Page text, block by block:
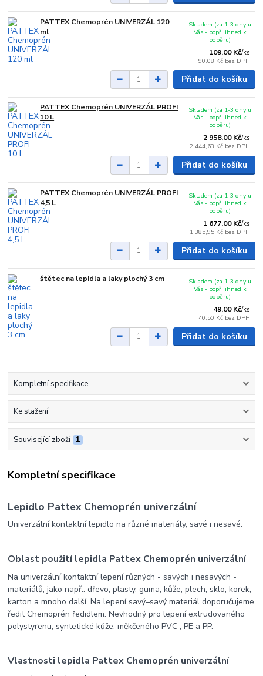
PATTEX Chemoprén UNIVERZÁL 120
ml
109,00 Kč/ks
90,08 Kč bez DPH
Skladem (za 1-3 dny u
Vás - popř. ihned k
odběru)
Přidat do košíku
PATTEX Chemoprén UNIVERZÁL PROFI
10 L
2 958,00 Kč/ks
2 444,63 Kč bez DPH
Skladem (za 1-3 dny u
Vás - popř. ihned k
odběru)
Přidat do košíku
PATTEX Chemoprén UNIVERZÁL PROFI
4,5 L
1 677,00 Kč/ks
1 385,95 Kč bez DPH
Skladem (za 1-3 dny u
Vás - popř. ihned k
odběru)
Přidat do košíku
štětec na lepidla a laky plochý 3 cm
49,00 Kč/ks
40,50 Kč bez DPH
Skladem (za 1-3 dny u
Vás - popř. ihned k
odběru)
Přidat do košíku
Kompletní specifikace
Ke stažení
Související zboží 1
Kompletní specifikace
Lepidlo Pattex Chemoprén univerzální
Univerzální kontaktní lepidlo na různé materiály, savé i nesavé.
Oblast použití lepidla Pattex Chemoprén univerzální
Na univerzální kontaktní lepení různých - savých i nesavých -
materiálů, jako např.: dřevo, plasty, guma, kůže, plech, sklo, korek,
karton a mnoho další. Na lepení savý–savý materiál doporučujeme
ředit Chemoprén ředidlem. Nevhodný pro lepení extrudovaného
polystyrenu, syntetické kůže, měkčeného PVC , PE a PP.
Vlastnosti lepidla Pattex Chemoprén univerzální